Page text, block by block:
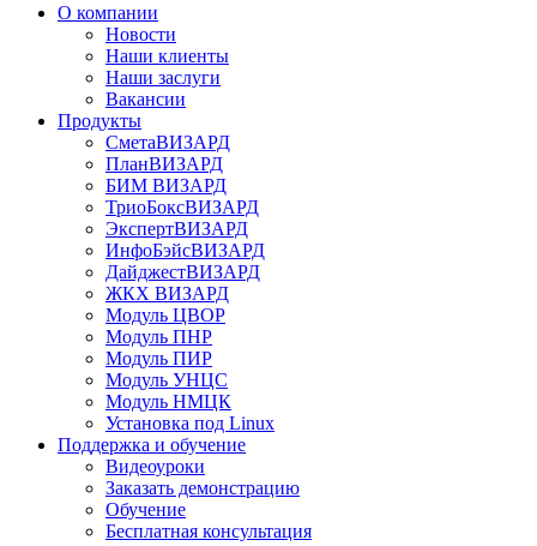
О компании
Новости
Наши клиенты
Наши заслуги
Вакансии
Продукты
СметаВИЗАРД
ПланВИЗАРД
БИМ ВИЗАРД
ТриоБоксВИЗАРД
ЭкспертВИЗАРД
ИнфоБэйсВИЗАРД
ДайджестВИЗАРД
ЖКХ ВИЗАРД
Модуль ЦВОР
Модуль ПНР
Модуль ПИР
Модуль УНЦС
Модуль НМЦК
Установка под Linux
Поддержка и обучение
Видеоуроки
Заказать демонстрацию
Обучение
Бесплатная консультация